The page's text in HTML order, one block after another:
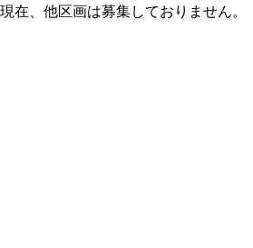
現在、他区画は募集しておりません。